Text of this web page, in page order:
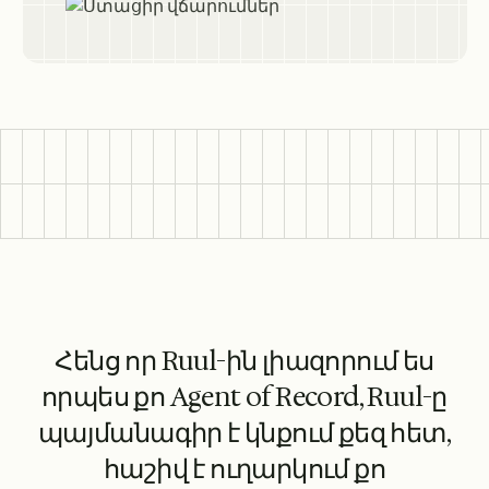
Հենց որ Ruul-ին լիազորում ես
որպես քո Agent of Record, Ruul-ը
պայմանագիր է կնքում քեզ հետ,
հաշիվ է ուղարկում քո